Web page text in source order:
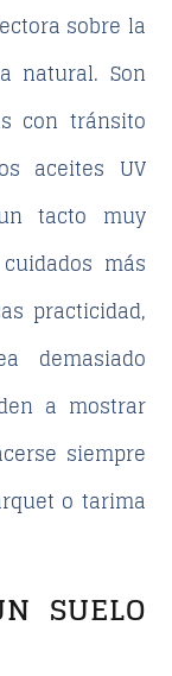
sobre la
natural. Son
con tránsito
aceites UV
tacto muy
más
practicidad,
demasiado
a mostrar
siempre
o tarima
SUELO